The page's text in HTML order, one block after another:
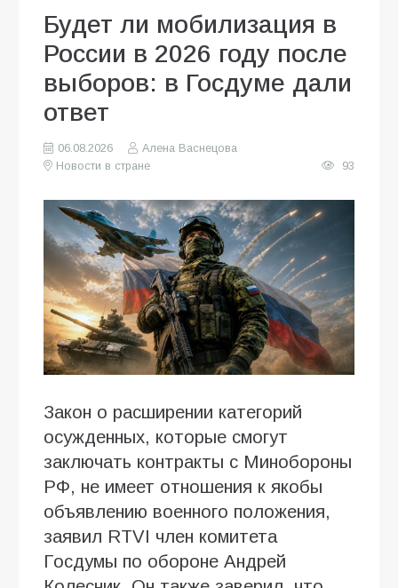
Будет ли мобилизация в
России в 2026 году после
выборов: в Госдуме дали
ответ
06.08.2026
Алена Васнецова
Новости в стране
93
Закон о расширении категорий
осужденных, которые смогут
заключать контракты с Минобороны
РФ, не имеет отношения к якобы
объявлению военного положения,
заявил RTVI член комитета
Госдумы по обороне Андрей